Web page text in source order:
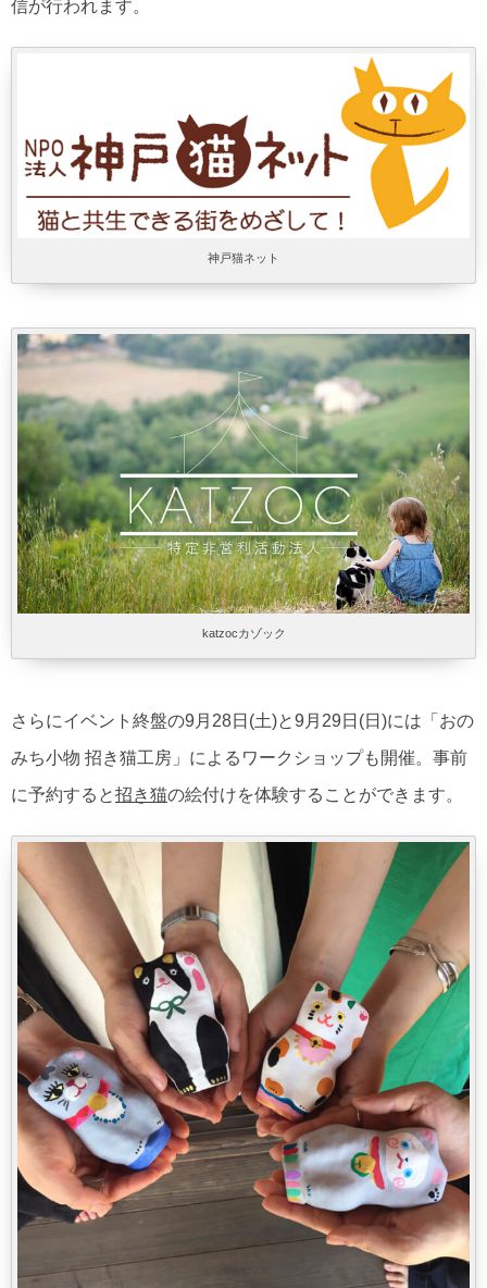
信が行われます。
神戸猫ネット
katzocカゾック
さらにイベント終盤の9月28日(土)と9月29日(日)には「おの
みち小物 招き猫工房」によるワークショップも開催。事前
に予約すると招き猫の絵付けを体験することができます。